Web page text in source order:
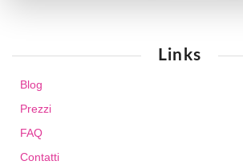
Links
Blog
Prezzi
FAQ
Contatti